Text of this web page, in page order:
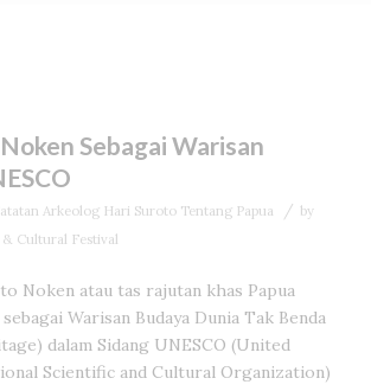
Sebagai Warisan
Arkeolog Hari Suroto Tentang Papua /
by
Cultural Festival
Noken atau tas rajutan khas Papua
Warisan Budaya Dunia Tak Benda
dalam Sidang UNESCO (United
Scientific and Cultural Organization)